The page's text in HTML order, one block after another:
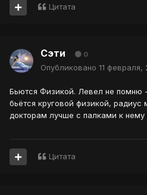
Цитата
Сэти 0
Опубликовано 11 февраля,
Бьются Физикой. Левел не помню
бьётся круговой физикой, радиус
докторам лучше с палками к нему
Цитата